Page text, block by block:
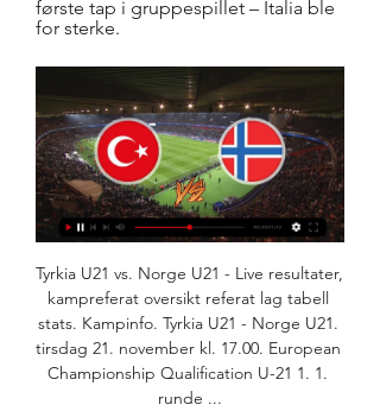
første tap i gruppespillet – Italia ble
for sterke.
Tyrkia U21 vs. Norge U21 - Live resultater,
kampreferat oversikt referat lag tabell
stats. Kampinfo. Tyrkia U21 - Norge U21.
tirsdag 21. november kl. 17.00. European
Championship Qualification U-21 1. 1.
runde ...